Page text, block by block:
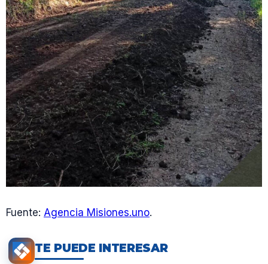
Fuente: Agencia Misiones.uno.
TE PUEDE INTERESAR